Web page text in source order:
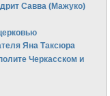
Савва (Мажуко)
Яна Таксюра
Черкасском и